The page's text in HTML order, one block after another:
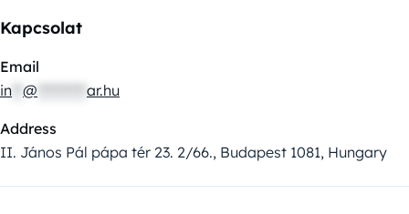
Kapcsolat
Email
in @ ar.hu
Address
II. János Pál pápa tér 23. 2/66., Budapest 1081, Hungary